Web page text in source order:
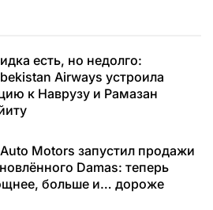
есть, но недолго:
Airways устроила
к Наврузу и Рамазан
Motors запустил продажи
Damas: теперь
больше и… дороже